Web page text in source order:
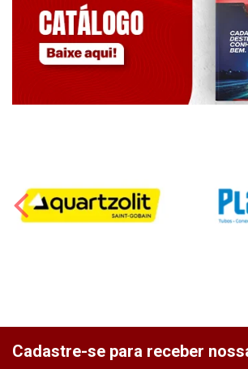
Cadastre-se para receber